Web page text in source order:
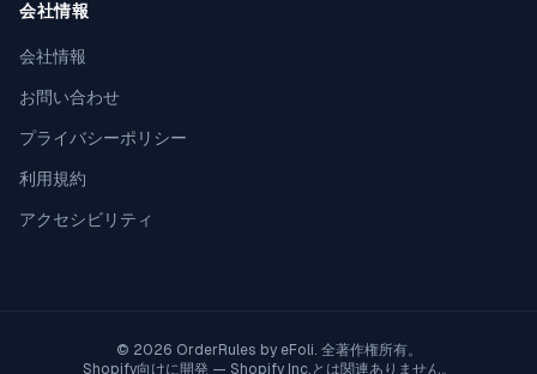
会社情報
会社情報
お問い合わせ
プライバシーポリシー
利用規約
アクセシビリティ
© 2026 OrderRules by eFoli. 全著作権所有。
Shopify向けに開発 — Shopify Inc.とは関連ありません。